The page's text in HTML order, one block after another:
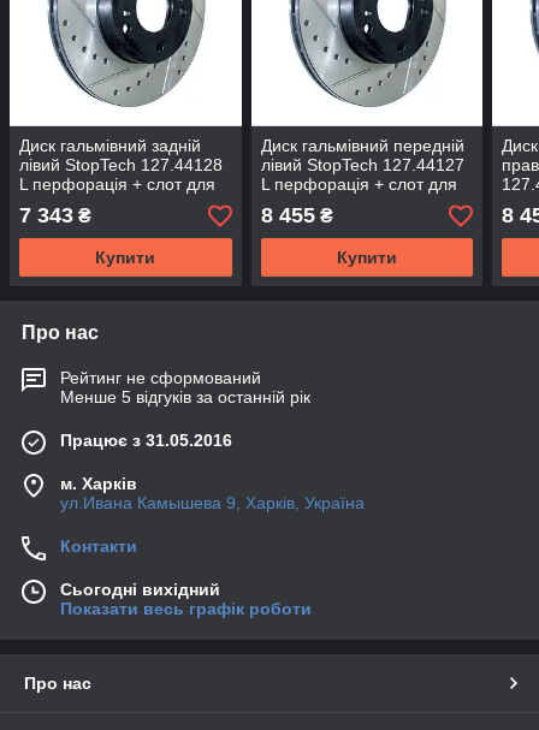
Диск гальмівний задній
лівий StopTech 127.44128
L перфорація + слот для
Land Cruiser PRADO 120
7 343 ₴
Купити
Диск гальмівний передній
лівий StopTech 127.44127
L перфорація + слот для
Land Cruiser PRADO 120
8 455₴
Купити
8
Про нас
Рейтинг не сформований
Менше 5 відгуків за останній рік
Працює з 31.05.2016
м. Харків
ул.Ивана Камышева 9, Харків, Україна
Контакти
Сьогодні вихідний
Показати весь графік роботи
Про нас